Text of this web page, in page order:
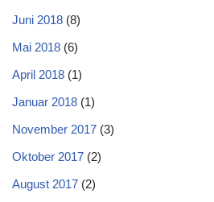
Juni 2018 (8)
Mai 2018 (6)
April 2018 (1)
Januar 2018 (1)
November 2017 (3)
Oktober 2017 (2)
August 2017 (2)